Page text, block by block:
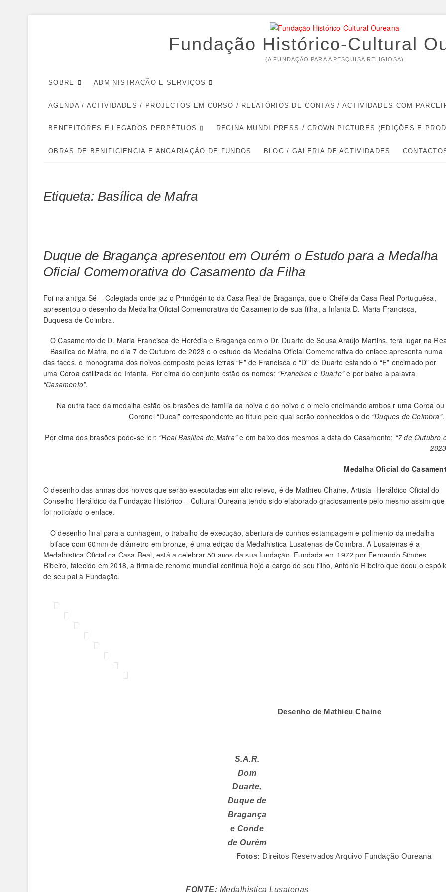
Fundação Histórico-Cultural
(A FUNDAÇÃO PARA A PESQUISA RELIGIOSA)
SOBRE ADMINISTRAÇÃO E SERVIÇOS
AGENDA / ACTIVIDADES / PROJECTOS EM CURSO / RELATÓRIOS DE CONTAS / ACTIVIDADES COM
BENFEITORES E LEGADOS PERPÉTUOS REGINA MUNDI PRESS / CROWN PICTURES (EDIÇÕES E
OBRAS DE BENIFICIENCIA E ANGARIAÇÃO DE FUNDOS BLOG / GALERIA DE ACTIVIDADES
Etiqueta: Basílica de Mafra
Duque de Bragança apresentou em Ourém o Estudo para a Medalha
Oficial Comemorativa do Casamento da Filha
Foi na antiga Sé – Colegiada onde jaz o Primógénito da Casa Real de Bragança, que o Chéfe da Casa Real Portuguêsa,
apresentou o desenho da Medalha Oficial Comemorativa do Casamento de sua filha, a Infanta D. Maria Francisca,
Duquesa de Coimbra.
O Casamento de D. Maria Francisca de Herédia e Bragança com o Dr. Duarte de Sousa Araújo Martins, terá lugar na
Basílica de Mafra, no dia 7 de Outubro de 2023 e o estudo da Medalha Oficial Comemorativa do enlace apresenta numa
das faces, o monograma dos noivos composto pelas letras “F” de Francisca e “D” de Duarte estando o “F” encimado por
uma Coroa estilizada de Infanta. Por cima do conjunto estão os nomes; “Francisca e Duarte”e por baixo a palavra
“Casamento”.
Na outra face da medalha estão os brasões de família da noiva e do noivo e o meio encimando ambos r uma Coroa ou
Coronel “Ducal” correspondente ao título pelo qual serão conhecidos o de “Duques de Coimbra”.
Por cima dos brasões pode-se ler: “Real Basílica de Mafra”e em baixo dos mesmos a data do Casamento; “7 de Outubro
Medalha Oficial do
O desenho das armas dos noivos que serão executadas em alto relevo, é de Mathieu Chaine, Artista -Heráldico Oficial do
Conselho Heráldico da Fundação Histórico – Cultural Oureana tendo sido elaborado graciosamente pelo mesmo assim que
foi noticíado o enlace.
O desenho final para a cunhagem, o trabalho de execução, abertura de cunhos estampagem e polimento da medalha
biface com 60mm de diâmetro em bronze, é uma edição da Medalhistica Lusatenas de Coimbra. A Lusatenas é a
Medalhistica Oficial da Casa Real, está a celebrar 50 anos da sua fundação. Fundada em 1972 por Fernando Simões
Ribeiro, falecido em 2018, a firma de renome mundial continua hoje a cargo de seu filho, António Ribeiro que doou o
de seu pai à Fundação.
Desenho de Mathieu Chaine
S.A.R.
Dom
Duarte,
Duque de
Bragança
e Conde
de Ourém
Fotos: Direitos Reservados Arquivo Fundação Oureana
FONTE: Medalhistica Lusatenas